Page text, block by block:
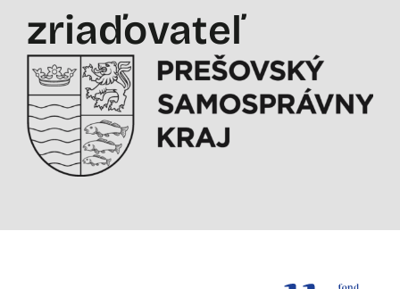
zriaďovateľ